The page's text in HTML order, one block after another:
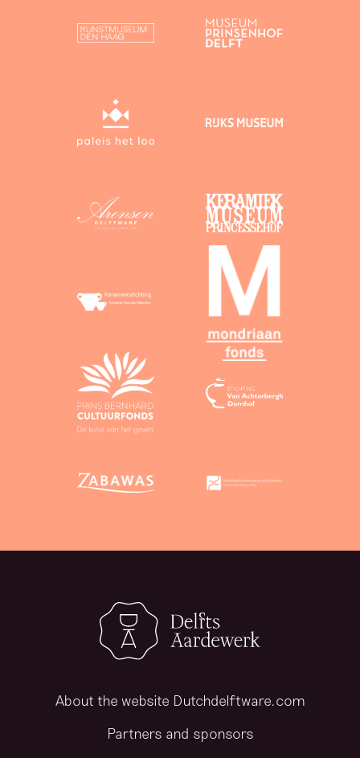
About the website Dutchdelftware.com
Partners and sponsors